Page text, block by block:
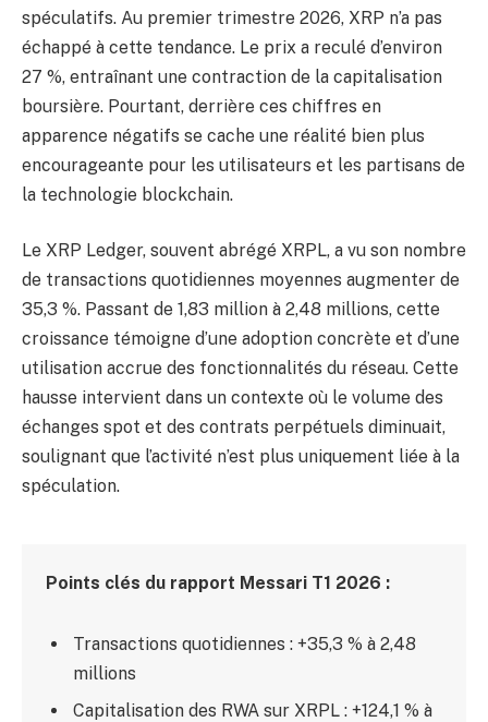
spéculatifs. Au premier trimestre 2026, XRP n’a pas
échappé à cette tendance. Le prix a reculé d’environ
27 %, entraînant une contraction de la capitalisation
boursière. Pourtant, derrière ces chiffres en
apparence négatifs se cache une réalité bien plus
encourageante pour les utilisateurs et les partisans de
la technologie blockchain.
Le XRP Ledger, souvent abrégé XRPL, a vu son nombre
de transactions quotidiennes moyennes augmenter de
35,3 %. Passant de 1,83 million à 2,48 millions, cette
croissance témoigne d’une adoption concrète et d’une
utilisation accrue des fonctionnalités du réseau. Cette
hausse intervient dans un contexte où le volume des
échanges spot et des contrats perpétuels diminuait,
soulignant que l’activité n’est plus uniquement liée à la
spéculation.
Points clés du rapport Messari T1 2026 :
Transactions quotidiennes : +35,3 % à 2,48
millions
Capitalisation des RWA sur XRPL : +124,1 % à